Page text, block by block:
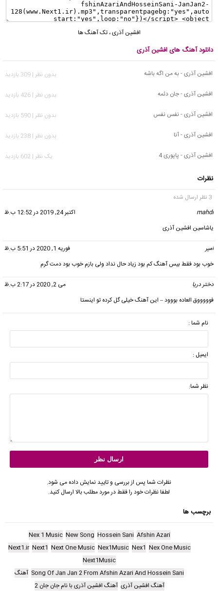
افشین آذری،تک آهنگ ها
دانلود آهنگ های افشین آذری
افشین آذری - به من اگه باشه
بدون نظر | 309 بازدید
افشین آذری - جان دئمه
بدون نظر | 426 بازدید
افشین آذری - نفس نفس
بدون نظر | 590 بازدید
افشین آذری - آنا
بدون نظر | 238 بازدید
افشین آذری - پاپوری 4
يک نظر | 602 بازدید
نظرات
3 نظر ارسال شده
mahdi
اکتبر 24, 2019 در 12:52 ب.ظ
یاشاسین افشین آذری
امیر
فوریه 1, 2020 در 5:51 ب.ظ
خوب بود فقط بیس آهنگ کم بود زیاد حال نداد ولی بازم خوب بود دمت گرم
دختر دریا
می 2, 2020 در 2:17 ب.ظ
فوووووق العاده بووود – این آهنگ خیلی گل کرده تو اینستا
نام شما :
ایمیل :
نظر شما:
نظرات شما پس از بررسی و تایید نمایش داده می شود.
لطفا نظرات خود را فقط در مورد مطلب بالا ارسال کنید.
برچسب ها
Afshin Azari
Hossein Sani
New Song
Nex 1 Music
Nex One Music
Nex1
Nex1Music
Next One Music
Next1
Next1.ir
Next1Music
Song Of Jan Jan 2 From Afshin Azari And Hossein Sani آهنگ
آهنگ افشین آذری آهنگ افشین آذری با نام جان جان 2